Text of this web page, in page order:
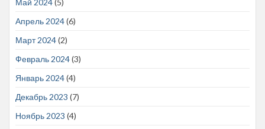
Май 2024(5)
Апрель 2024(6)
Март 2024(2)
Февраль 2024(3)
Январь 2024(4)
Декабрь 2023 (7)
Ноябрь 2023 (4)